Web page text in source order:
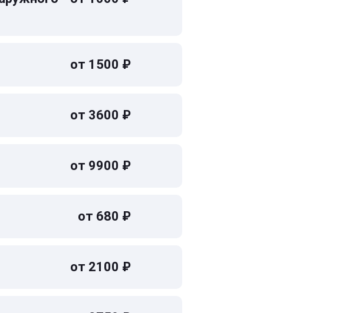
от 1500 ₽
от 3600 ₽
от 9900 ₽
от 680 ₽
от 2100 ₽